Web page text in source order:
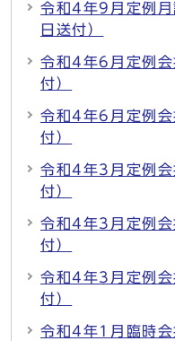
令和4年9月定例
日送付）
令和4年6月定例
付）
令和4年6月定例
付）
令和4年3月定例
付）
令和4年3月定例
付）
令和4年3月定例
付）
令和4年1月臨時